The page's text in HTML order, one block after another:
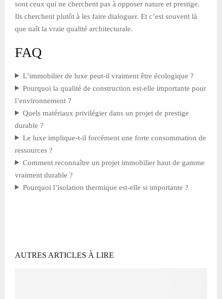
sont ceux qui ne cherchent pas à opposer nature et prestige.
Ils cherchent plutôt à les faire dialoguer. Et c’est souvent là
que naît la vraie qualité architecturale.
FAQ
L’immobilier de luxe peut-il vraiment être écologique ?
Pourquoi la qualité de construction est-elle importante pour
l’environnement ?
Quels matériaux privilégier dans un projet de prestige
durable ?
Le luxe implique-t-il forcément une forte consommation de
ressources ?
Comment reconnaître un projet immobilier haut de gamme
vraiment durable ?
Pourquoi l’isolation thermique est-elle si importante ?
AUTRES ARTICLES À LIRE